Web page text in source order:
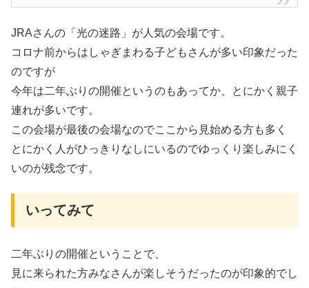
JRAさんの「光の迷路」が人気の会場です。
コロナ前からはしゃぎまわる子どもさんが多い印象だった
のですが
今年は二年ぶりの開催というのもあってか、とにかく親子
連れが多いです。
この会場が最後の会場なのでここから見始める方も多く
とにかく人がひっきりなしにいるのでゆっくり楽しみにく
いのが残念です。
いってみて
二年ぶりの開催ということで、
見に来られた方みなさんが楽しそうだったのが印象的でし